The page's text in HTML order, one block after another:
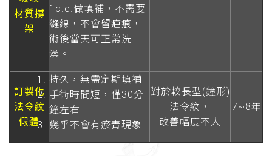
材質撐
架
1c.c.做填補，不需要
縫線，不會留疤痕，
術後當天可正常洗
澡。
訂製化
法令紋
假體
持久，無需定期填補
手術時間短，僅30分
鐘左右
幾乎不會有瘀青現象
對於較長型(鐘形)
法令紋，
改善幅度不大
7~8年